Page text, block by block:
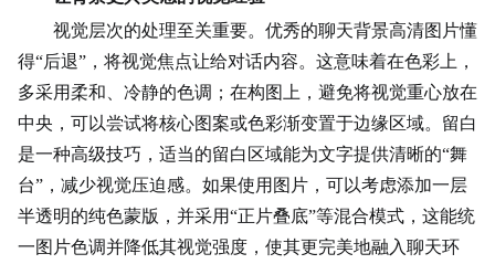
视觉层次的处理至关重要。优秀的聊天背景高清图片懂
得“后退”，将视觉焦点让给对话内容。这意味着在色彩上，
多采用柔和、冷静的色调；在构图上，避免将视觉重心放在
中央，可以尝试将核心图案或色彩渐变置于边缘区域。留白
是一种高级技巧，适当的留白区域能为文字提供清晰的“舞
台”，减少视觉压迫感。如果使用图片，可以考虑添加一层
半透明的纯色蒙版，并采用“正片叠底”等混合模式，这能统
一图片色调并降低其视觉强度，使其更完美地融入聊天环